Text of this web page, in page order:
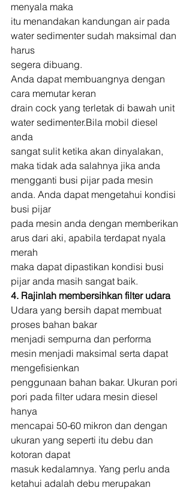
menyala maka
itu menandakan kandungan air pada
water sedimenter sudah maksimal dan
harus
segera dibuang.
Anda dapat membuangnya dengan
cara memutar keran
drain cock yang terletak di bawah unit
water sedimenter.Bila mobil diesel
anda
sangat sulit ketika akan dinyalakan,
maka tidak ada salahnya jika anda
mengganti busi pijar pada mesin
anda. Anda dapat mengetahui kondisi
busi pijar
pada mesin anda dengan memberikan
arus dari aki, apabila terdapat nyala
merah
maka dapat dipastikan kondisi busi
pijar anda masih sangat baik.
4. Rajinlah membersihkan filter udara
Udara yang bersih dapat membuat
proses bahan bakar
menjadi sempurna dan performa
mesin menjadi maksimal serta dapat
mengefisienkan
penggunaan bahan bakar. Ukuran pori
pori pada filter udara mesin diesel
hanya
mencapai 50-60 mikron dan dengan
ukuran yang seperti itu debu dan
kotoran dapat
masuk kedalamnya. Yang perlu anda
ketahui adalah debu merupakan